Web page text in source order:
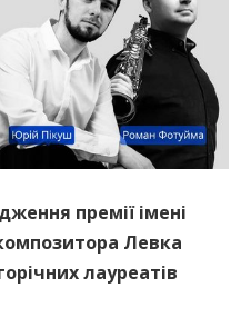
премії імені
Левка
лауреатів